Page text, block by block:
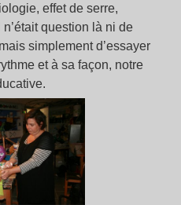
effet de serre,
question là ni de
simplement d’essayer
et à sa façon, notre